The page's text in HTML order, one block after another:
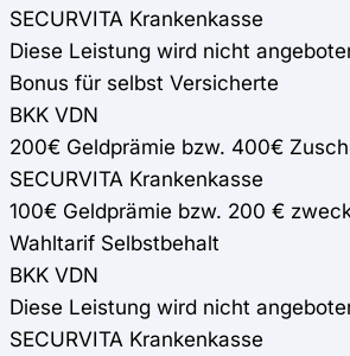
SECURVITA Krankenkasse
Diese Leistung wird nicht
Bonus für selbst Versicherte
BKK VDN
200€ Geldprämie bzw. 400€
SECURVITA Krankenkasse
100€ Geldprämie bzw. 200 €
Wahltarif Selbstbehalt
BKK VDN
Diese Leistung wird nicht
SECURVITA Krankenkasse